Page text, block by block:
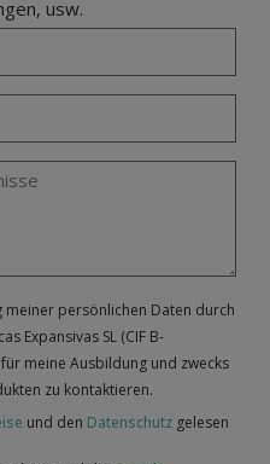
usw.
meiner persönlichen Daten durch
Expansivas SL (CIF B-
meine Ausbildung und zwecks
zu kontaktieren.
und den Datenschutz gelesen